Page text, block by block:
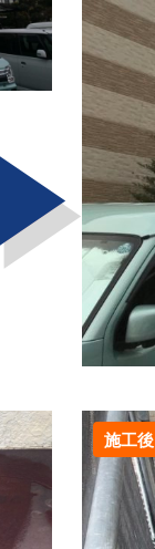
施工後